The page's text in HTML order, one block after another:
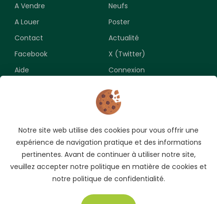
A Vendre
Neufs
A Louer
Poster
Contact
Actualité
Facebook
X (Twitter)
Aide
Connexion
Souscrivez pour recevoir les meilleures opportunités.
Notre site web utilise des cookies pour vous offrir une
expérience de navigation pratique et des informations
pertinentes. Avant de continuer à utiliser notre site,
veuillez accepter notre politique en matière de cookies et
notre politique de confidentialité.